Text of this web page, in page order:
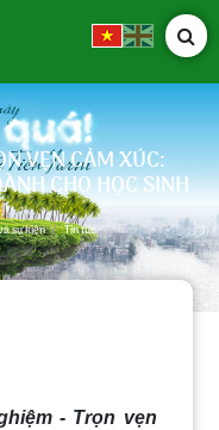
VẸN CẢM XÚC:
CHO HỌC SINH
sự kiện Tin tức
- Trọn vẹn